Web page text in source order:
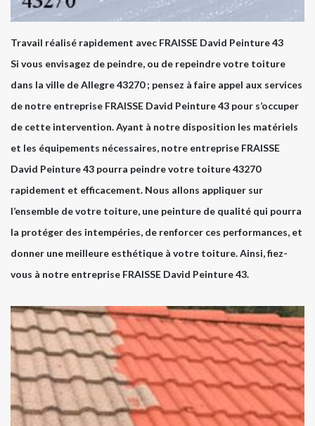
Travail réalisé rapidement avec FRAISSE David Peinture 43
Si vous envisagez de peindre, ou de repeindre votre toiture
dans la ville de Allegre 43270 ; pensez à faire appel aux services
de notre entreprise FRAISSE David Peinture 43 pour s’occuper
de cette intervention. Ayant à notre disposition les matériels
et les équipements nécessaires, notre entreprise FRAISSE
David Peinture 43 pourra peindre votre toiture 43270
rapidement et efficacement. Nous allons appliquer sur
l’ensemble de votre toiture, une peinture de qualité qui pourra
la protéger des intempéries, de renforcer ces performances, et
donner une meilleure esthétique à votre toiture. Ainsi, fiez-
vous à notre entreprise FRAISSE David Peinture 43.